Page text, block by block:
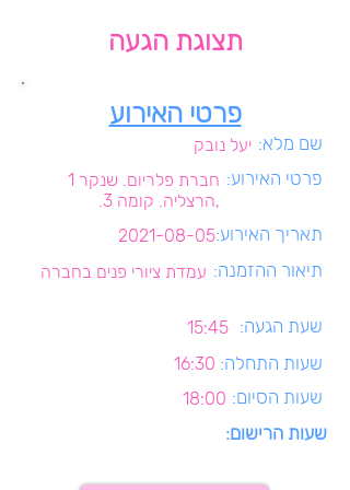
תצוגת הגעה
פרטי האירוע
יעל נובק שם מלא:
חברת פלריום. שנקר 1
,הרצליה. קומה 3.
פרטי האירוע:
2021-08-05תאריך האירוע:
עמדת ציורי פנים בחברה תיאור ההזמנה:
15:45 שעת הגעה:
16:30 שעות התחלה:
18:00 שעות הסיום:
שעות הרישום: